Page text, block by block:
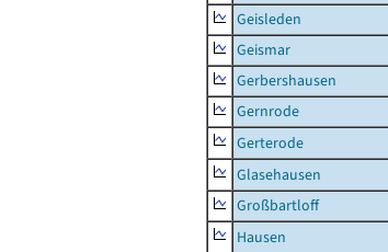
Geisleden
Geismar
Gerbershausen
Gernrode
Gerterode
Glasehausen
Großbartloff
Hausen